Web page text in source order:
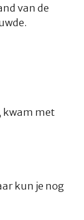
van de
kwam met
kun je nog